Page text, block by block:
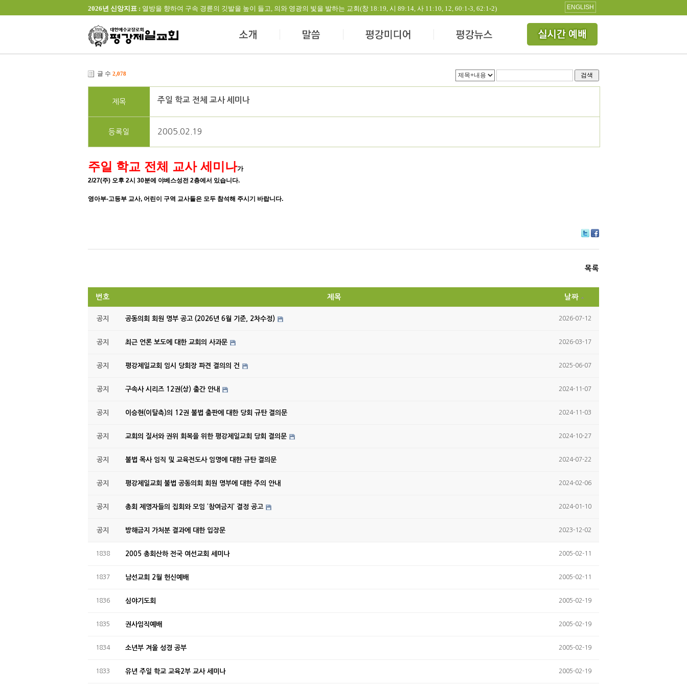
2026년 신앙지표 : 열방을 향하여 구속 경륜의 깃발을 높이 들고, 의와 영광의 빛을 발하는 교회(창 18:19, 시 89:14, 사 11:10, 12, 60:1-3, 62:1-2) ENGLISH
글 수 2,078 검색
제목 주일 학교 전체 교사 세미나
등록일 2005.02.19
주일 학교 전체 교사 세미나가
2/27(주) 오후 2시 30분에 야베스성전 2층에서 있습니다.
영아부-고등부 교사, 어린이 구역 교사들은 모두 참석해 주시기 바랍니다.
itt ce
ok
목록
번호 제목 날짜
공지 공동의회 회원 명부 공고 (2026년 6월 기준, 2차수정) 2026-07-12
공지 최근 언론 보도에 대한 교회의 사과문 2026-03-17
공지 평강제일교회 임시 당회장 파견 결의의 건 2025-06-07
공지 구속사 시리즈 12권(상) 출간 안내 2024-11-07
공지 이승현(이탈측)의 12권 불법 출판에 대한 당회 규탄 결의문 2024-11-03
공지 교회의 질서와 권위 회복을 위한 평강제일교회 당회 결의문 2024-10-27
공지 불법 목사 임직 및 교육전도사 임명에 대한 규탄 결의문 2024-07-22
공지 평강제일교회 불법 공동의회 회원 명부에 대한 주의 안내 2024-02-06
공지 총회 제명자들의 집회와 모임 ‘참여금지’ 결정 공고 2024-01-10
공지 방해금지 가처분 결과에 대한 입장문 2023-12-02
1838 2005 총회산하 전국 여선교회 세미나 2005-02-11
1837 남선교회 2월 헌신예배 2005-02-11
1836 심야기도회 2005-02-19
1835 권사임직예배 2005-02-19
1834 소년부 겨울 성경 공부 2005-02-19
1833 유년 주일 학교 교육2부 교사 세미나 2005-02-19